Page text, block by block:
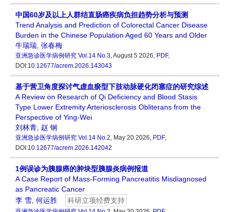
中国60岁及以上人群结直肠癌疾病负担趋势分析与预测
Trend Analysis and Prediction of Colorectal Cancer Disease
Burden in the Chinese Population Aged 60 Years and Older
牛瑞瑞 张春梅
亚洲急诊医学病例研究 Vol.14 No.3, August 5 2026, PDF,
DOI:10.12677/acrem.2026.143043
基于营卫角度探讨气虚血瘀型下肢动脉硬化闭塞症的研究综述
A Review on Research of Qi Deficiency and Blood Stasis
Type Lower Extremity Arteriosclerosis Obliterans from the
Perspective of Ying-Wei
刘林青 赵 钢
亚洲急诊医学病例研究 Vol.14 No.2, May 20 2026, PDF,
DOI:10.12677/acrem.2026.142042
1例误诊为胰腺癌的肿块型胰腺炎病例报道
A Case Report of Mass-Forming Pancreatitis Misdiagnosed
as Pancreatic Cancer
李 雪 何运胜 科研立项经费支持